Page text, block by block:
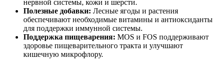
нервной системы, кожи и шерсти.
Полезные добавки: Лесные ягоды и растения
обеспечивают необходимые витамины и антиоксиданты
для поддержки иммунной системы.
Поддержка пищеварения: MOS и FOS поддерживают
здоровье пищеварительного тракта и улучшают
кишечную микрофлору.